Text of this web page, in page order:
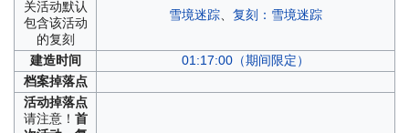
关活动默认
包含该活动
的复刻
雪境迷踪、 复刻：雪境迷踪
建造时间
01:17:00（期间限定）
档案掉落点
活动掉落点
请注意！ 首